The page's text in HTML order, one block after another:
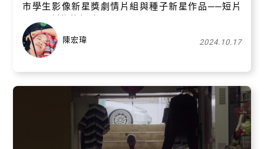
市學生影像新星獎劇情片組與種子新星作品──短片
陳宏瑋 2024.10.17